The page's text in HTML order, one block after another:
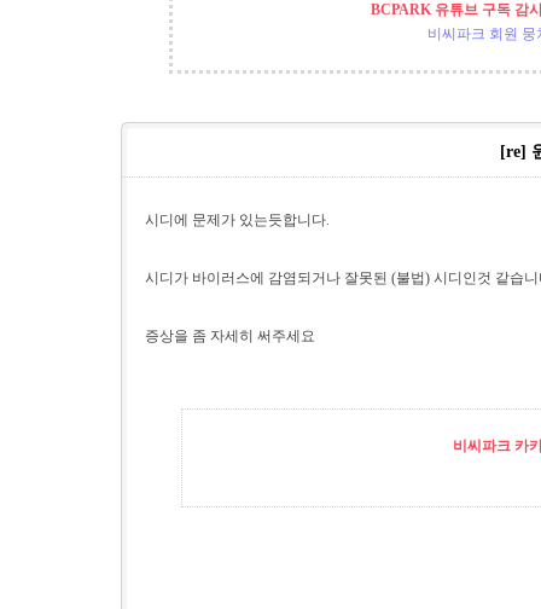
BCPARK 유튜브 구독 감
비씨파크 회원 뭉
[re]
시디에 문제가 있는듯합니다.
시디가 바이러스에 감염되거나 잘못된 (불법) 시디인것 같습니
증상을 좀 자세히 써주세요
비씨파크 카